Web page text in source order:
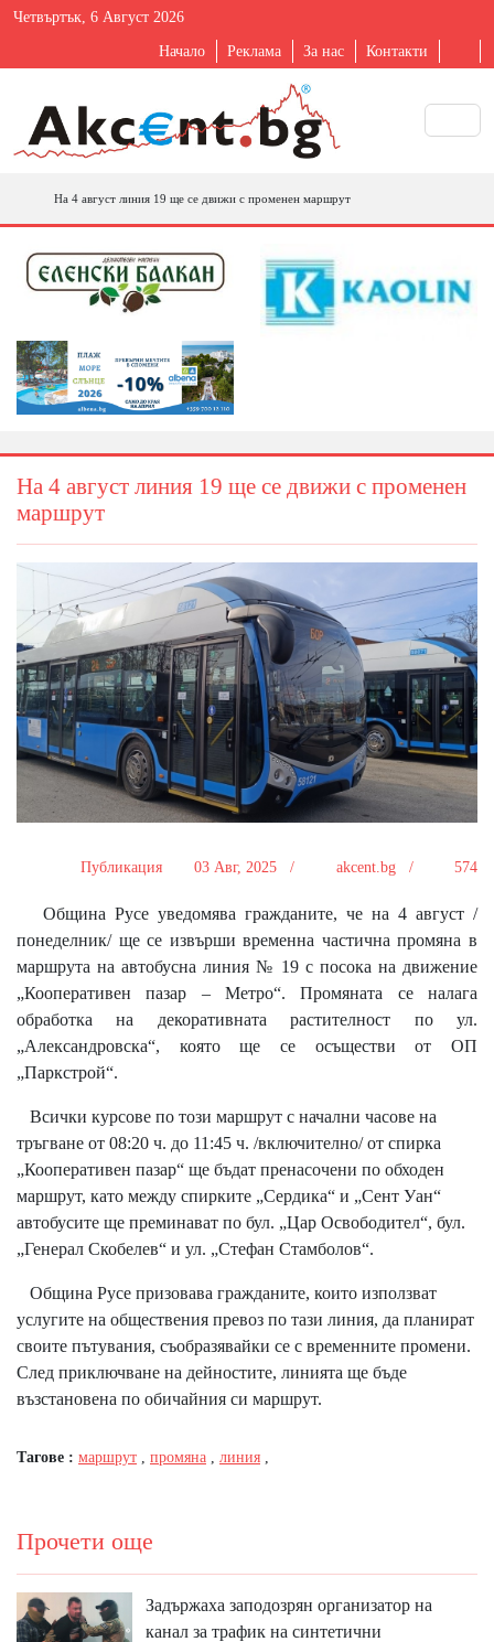
Четвъртък, 6 Август 2026
Начало Реклама За нас Контакти
На 4 август линия 19 ще се движи с променен маршрут
На 4 август линия 19 ще се движи с променен
маршрут
Публикация 03 Авг, 2025 / akcent.bg / 574
Община Русе уведомява гражданите, че на 4 август /
понеделник/ ще се извърши временна частична промяна в
маршрута на автобусна линия № 19 с посока на движение
„Кооперативен пазар – Метро“. Промяната се налага
обработка на декоративната растителност по ул.
„Александровска“, която ще се осъществи от ОП
„Паркстрой“.
Всички курсове по този маршрут с начални часове на
тръгване от 08:20 ч. до 11:45 ч. /включително/ от спирка
„Кооперативен пазар“ ще бъдат пренасочени по обходен
маршрут, като между спирките „Сердика“ и „Сент Уан“
автобусите ще преминават по бул. „Цар Освободител“, бул.
„Генерал Скобелев“ и ул. „Стефан Стамболов“.
Община Русе призовава гражданите, които използват
услугите на обществения превоз по тази линия, да планират
своите пътувания, съобразявайки се с временните промени.
След приключване на дейностите, линията ще бъде
възстановена по обичайния си маршрут.
Тагове : маршрут промяна линия
Прочети още
Задържаха заподозрян организатор на
канал за трафик на синтетични